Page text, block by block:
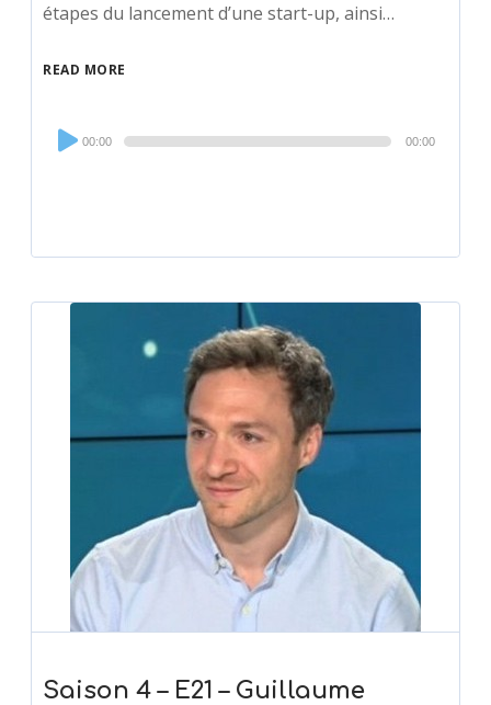
étapes du lancement d’une start-up, ainsi…
READ MORE
Audio
Player
00:00 00:00
Saison 4 – E21 – Guillaume